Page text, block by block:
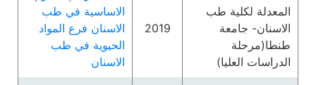
المعدلة لكلية طب
الاسنان- جامعة
طنطا(مرحلة
الدراسات العليا)
2019
الاساسية في طب
الاسنان فرع المواد
الحيوية في طب
الاسنان